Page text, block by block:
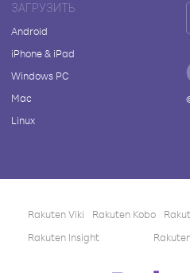
ЗАГРУЗИТЬ
Android
iPhone & iPad
Windows PC
Mac
Linux
Rakuten Viki Rakuten Kobo
Rakuten Insight